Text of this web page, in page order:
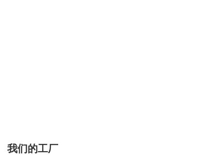
我们的工厂